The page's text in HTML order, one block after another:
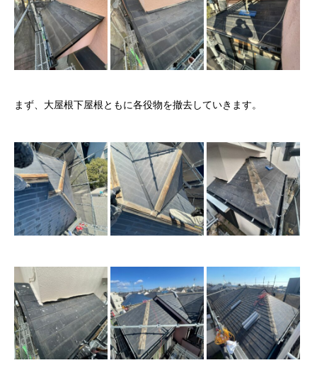
まず、大屋根下屋根ともに各役物を撤去していきます。